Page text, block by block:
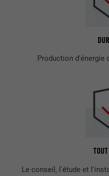
Production d'énergie
Le conseil, l'étude et